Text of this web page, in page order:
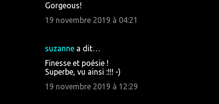
Gorgeous!
19 novembre 2019 à 04:21
suzanne a dit…
Finesse et poésie !
Superbe, vu ainsi :!!! -)
19 novembre 2019 à 12:29